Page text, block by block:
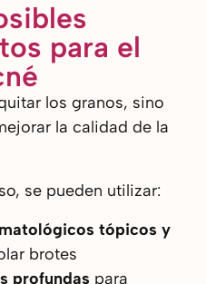
para el
los granos, sino
la calidad de la
se pueden utilizar:
tópicos y
brotes
profundas para